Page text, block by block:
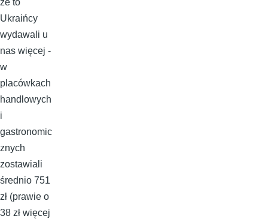
że to
Ukraińcy
wydawali u
nas więcej -
w
placówkach
handlowych
i
gastronomic
znych
zostawiali
średnio 751
zł (prawie o
38 zł więcej